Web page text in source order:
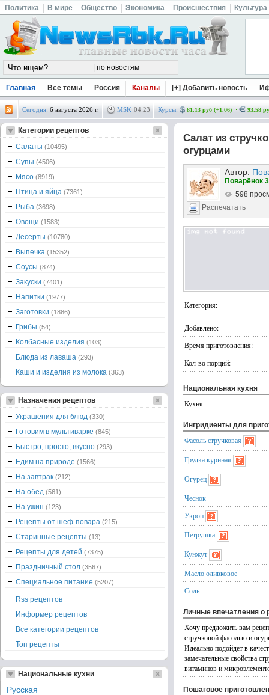
Политика В мире Общество Экономика Происшествия Культура
Главная Все темы Россия Каналы [+] Добавить новость
Сегодня: 6 августа 2026 г. MSK 04:23 Курсы: 81.13 руб (+1.06) 93.58
Салат из
огурцами
Автор:
Поварёнок
598
Распечатать
Категория:
Добавлено:
Время приготовления:
Кол-во порций:
Национальная кухня
Кухня
Ингридиенты для
Фасоль стручковая
Грудка куриная
Огурец
Чеснок
Укроп
Петрушка
Кунжут
Масло оливковое
Соль
Личные впечатления о
Хочу предложить вам
стручковой фасолью и
Идеально подойдет в
замечательные свойства
витаминов и
Пошаговое
Категории рецептов
Салаты (10495)
Супы (4506)
Мясо (8919)
Птица и яйца (7361)
Рыба (3698)
Овощи (1583)
Десерты (10780)
Выпечка (15352)
Соусы (874)
Закуски (7401)
Напитки (1977)
Заготовки (1886)
Грибы (54)
Колбасные изделия (103)
Блюда из лаваша (293)
Каши и изделия из молока (363)
Назначения рецептов
Украшения для блюд (330)
Готовим в мультиварке (845)
Быстро, просто, вкусно (293)
Едим на природе (1566)
На завтрак (212)
На обед (561)
На ужин (123)
Рецепты от шеф-повара (215)
Старинные рецепты (13)
Рецепты для детей (7375)
Праздничный стол (3567)
Специальное питание (5207)
Rss рецептов
Информер рецептов
Все категории рецептов
Топ рецепты
Национальные кухни
Русская